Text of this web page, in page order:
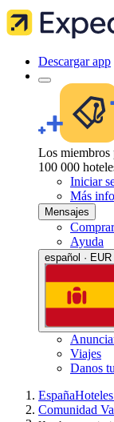
Descargar app
Los miembros
100 000
Iniciar
Más
Mensajes
Ayuda
español · EUR
Viajes
Danos
España
Comunidad